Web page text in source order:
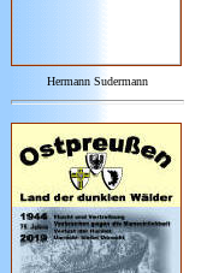
Hermann Sudermann